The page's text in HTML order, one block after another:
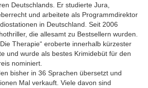
Deutschlands. Er studierte Jura,
und arbeitete als Programmdirektor
in Deutschland. Seit 2006
die allesamt zu Bestsellern wurden.
Therapie“ eroberte innerhalb kürzester
und wurde als bestes Krimidebüt für den
nominiert.
bisher in 36 Sprachen übersetzt und
Mal verkauft. Viele davon sind